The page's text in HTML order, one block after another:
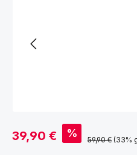
Verkaufspreis:
39,90 € % Regulärer
59,90 € (33%